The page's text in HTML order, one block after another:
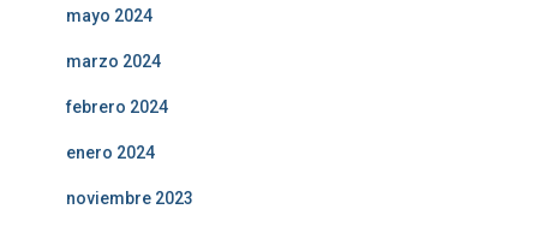
mayo 2024
marzo 2024
febrero 2024
enero 2024
noviembre 2023